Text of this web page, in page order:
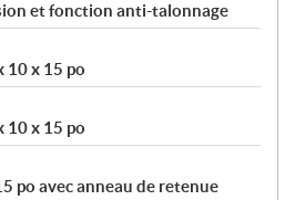
et fonction anti-talonnage
10 x 15 po
10 x 15 po
po avec anneau de retenue